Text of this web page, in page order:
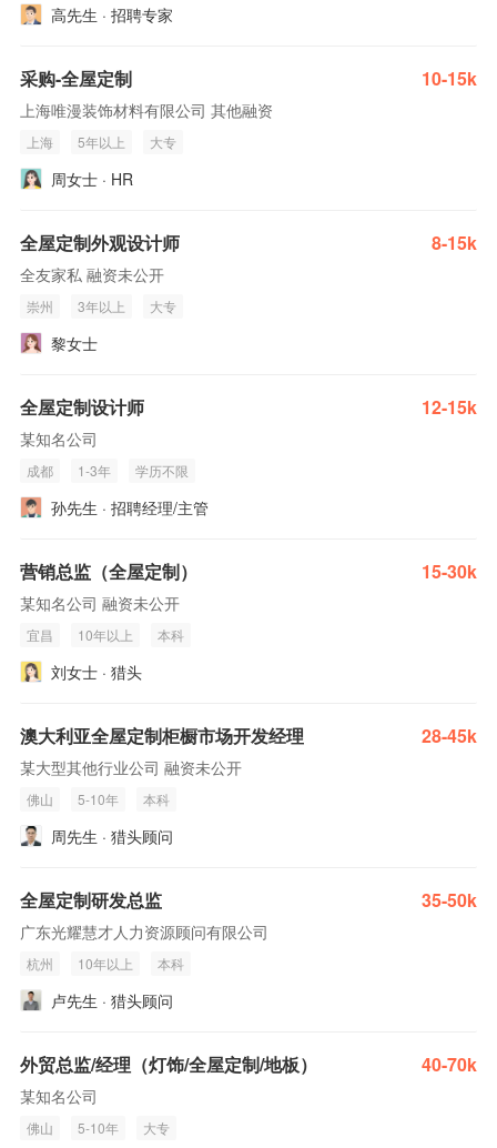
高先生 · 招聘专家
采购-全屋定制 10-15k
上海唯漫装饰材料有限公司 其他融资
上海 5年以上 大专
周女士 · HR
全屋定制外观设计师 8-15k
全友家私 融资未公开
崇州 3年以上 大专
黎女士
全屋定制设计师 12-15k
某知名公司
成都 1-3年 学历不限
孙先生 · 招聘经理/主管
营销总监（全屋定制） 15-30k
某知名公司 融资未公开
宜昌 10年以上 本科
刘女士 · 猎头
澳大利亚全屋定制柜橱市场开发经理 28-45k
某大型其他行业公司 融资未公开
佛山 5-10年 本科
周先生 · 猎头顾问
全屋定制研发总监 35-50k
广东光耀慧才人力资源顾问有限公司
杭州 10年以上 本科
卢先生 · 猎头顾问
外贸总监/经理（灯饰/全屋定制/地板） 40-70k
某知名公司
佛山 5-10年 大专